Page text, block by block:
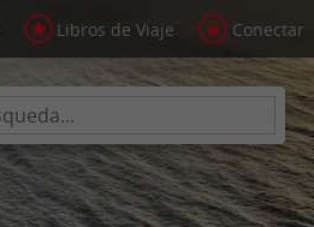
Libros de Viaje Conectar